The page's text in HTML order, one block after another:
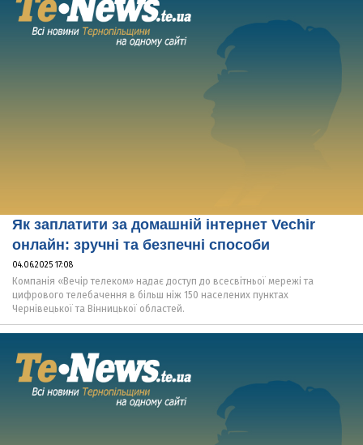
Як заплатити за домашній інтернет Vechir
онлайн: зручні та безпечні способи
04.06.2025 17:08
Компанія «Вечір телеком» надає доступ до всесвітньої мережі та
цифрового телебачення в більш ніж 150 населених пунктах
Чернівецької та Вінницької областей.